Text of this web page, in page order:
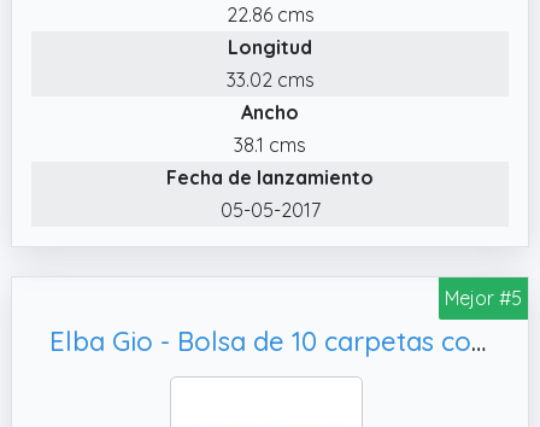
✔️ CONTENIDO: Caja de 50 carpetas
colgantes Esselte Classic reforzadas
formato folio; color natural; peso unitario 73
g; referencia 93291; fabricadas en 100%
cartón kraft reciclado
✔️ FORMATO FOLIO: Dimensiones 382 x 240
tamaño que A4
22.86 cms
Longitud
33.02 cms
Ancho
38.1 cms
Fecha de lanzamiento
05-05-2017
Mejor #5
Elba Gio - Bolsa de 10 carpetas colgantes para cajón, bicolor